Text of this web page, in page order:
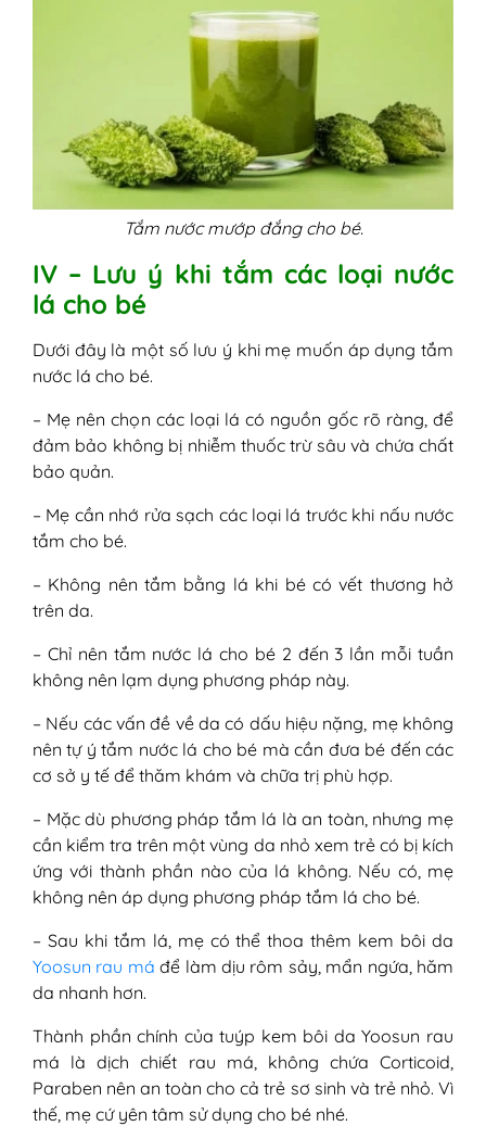
Tắm nước mướp đắng cho bé.
IV – Lưu ý khi tắm các loại nước
lá cho bé
Dưới đây là một số lưu ý khi mẹ muốn áp dụng tắm
nước lá cho bé.
– Mẹ nên chọn các loại lá có nguồn gốc rõ ràng, để
đảm bảo không bị nhiễm thuốc trừ sâu và chứa chất
bảo quản.
– Mẹ cần nhớ rửa sạch các loại lá trước khi nấu nước
tắm cho bé.
– Không nên tắm bằng lá khi bé có vết thương hở
trên da.
– Chỉ nên tắm nước lá cho bé 2 đến 3 lần mỗi tuần
không nên lạm dụng phương pháp này.
– Nếu các vấn đề về da có dấu hiệu nặng, mẹ không
nên tự ý tắm nước lá cho bé mà cần đưa bé đến các
cơ sở y tế để thăm khám và chữa trị phù hợp.
– Mặc dù phương pháp tắm lá là an toàn, nhưng mẹ
cần kiểm tra trên một vùng da nhỏ xem trẻ có bị kích
ứng với thành phần nào của lá không. Nếu có, mẹ
không nên áp dụng phương pháp tắm lá cho bé.
– Sau khi tắm lá, mẹ có thể thoa thêm kem bôi da
Yoosun rau má để làm dịu rôm sảy, mẩn ngứa, hăm
da nhanh hơn.
Thành phần chính của tuýp kem bôi da Yoosun rau
má là dịch chiết rau má, không chứa Corticoid,
Paraben nên an toàn cho cả trẻ sơ sinh và trẻ nhỏ. Vì
thế, mẹ cứ yên tâm sử dụng cho bé nhé.